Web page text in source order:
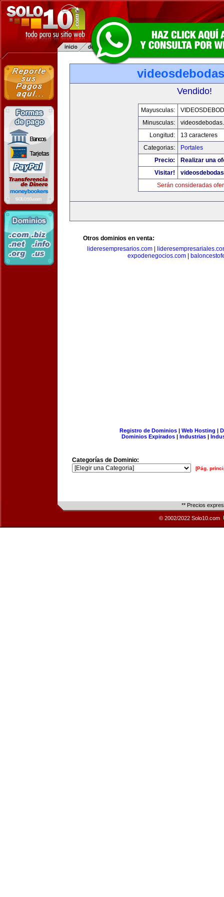
Vendido!
Mayusculas:
Minusculas:
Longitud:
13 caracteres
Categorias:
Portales
Precio:
Realizar una
Visitar!
Serán consideradas
Otros dominios en venta:
lideresempresarios.com|
expodenegocios.com|
Registro de Dominios| Web Hosting |
Dominios Expirados | Industrias |
Categorías de Dominio:
[Pág.
** Precios
© 2002/2022 Solo10.com